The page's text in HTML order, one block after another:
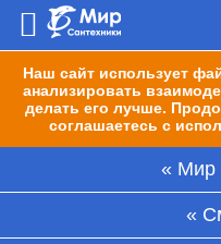
Наш сайт использует
анализировать
делать его лучше.
соглашаетесь с
Мир